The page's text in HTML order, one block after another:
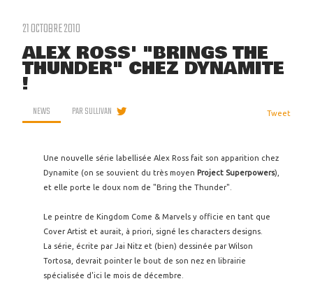
21 OCTOBRE 2010
ALEX ROSS' "BRINGS THE
THUNDER" CHEZ DYNAMITE
!
NEWS PARSULLIVAN Tweet
Une nouvelle série labellisée Alex Ross fait son apparition chez
Dynamite (on se souvient du très moyen Project Superpowers),
et elle porte le doux nom de "Bring the Thunder".
Le peintre de Kingdom Come & Marvels y officie en tant que
Cover Artist et aurait, à priori, signé les characters designs.
La série, écrite par Jai Nitz et (bien) dessinée par Wilson
Tortosa, devrait pointer le bout de son nez en librairie
spécialisée d'ici le mois de décembre.